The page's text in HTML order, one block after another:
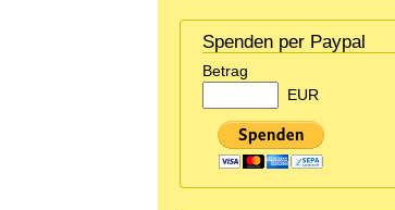
Spenden per Paypal
Betrag
EUR